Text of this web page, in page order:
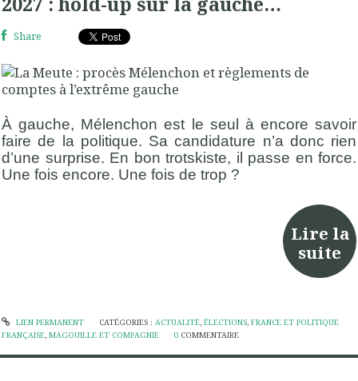
Share
À gauche, Mélenchon est le seul à encore savoir
faire de la politique. Sa candidature n’a donc rien
d’une surprise. En bon trotskiste, il passe en force.
Une fois encore. Une fois de trop ?
Lire la
suite
LIEN PERMANENT CATÉGORIES : ACTUALITÉ, ÉLECTIONS, FRANCE ET POLITIQUE
FRANÇAISE, MAGOUILLE ET COMPAGNIE 0 COMMENTAIRE